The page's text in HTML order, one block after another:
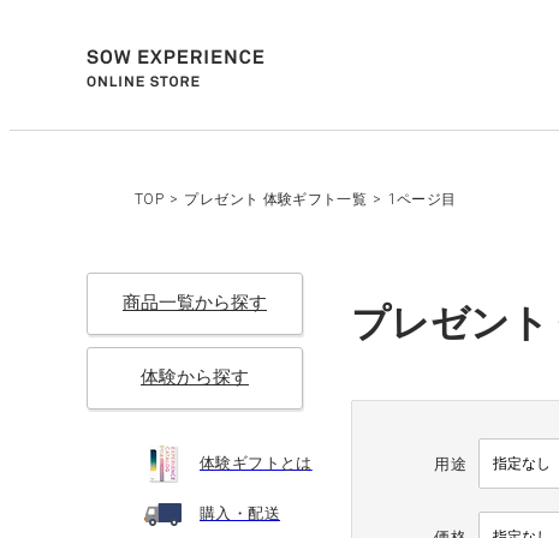
TOP > プレゼント 体験ギフト一覧 > 1ページ目
商品一覧から探す
体験から探す
体験ギフトとは
購入・配送
プレゼン
用途